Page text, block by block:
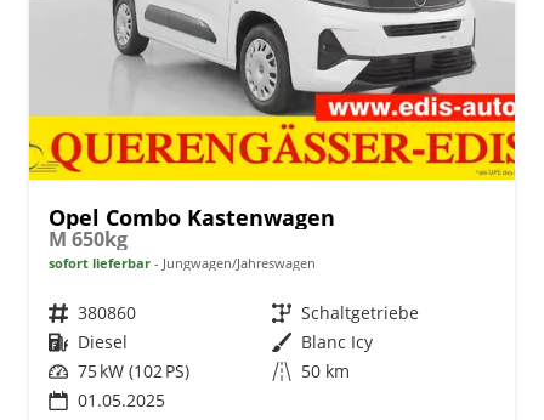
Opel Combo Kastenwagen
M 650kg
sofort lieferbar Jungwagen/Jahreswagen
Fahrzeugnr. 380860 Getriebe Schaltgetriebe
Kraftstoff Diesel Außenfarbe Blanc Icy
Leistung 75 kW (102 PS) Kilometerstand 50 km
01.05.2025